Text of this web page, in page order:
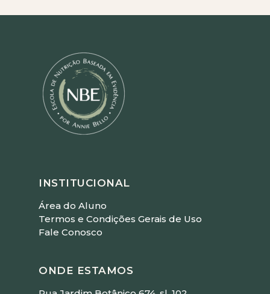
INSTITUCIONAL
Área do Aluno
Termos e Condições Gerais de Uso
Fale Conosco
ONDE ESTAMOS